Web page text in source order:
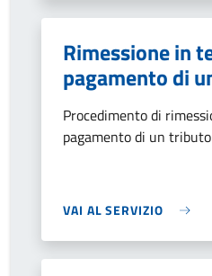
Rimessione in
pagamento di
Procedimento di
pagamento di un tributo
VAI AL SERVIZIO